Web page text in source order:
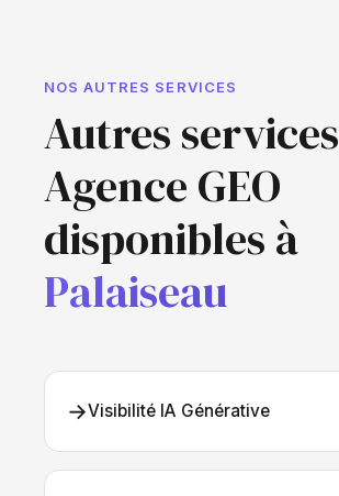
NOS AUTRES SERVICES
Autres services
Agence GEO
disponibles à
Palaiseau
→Visibilité IA Générative